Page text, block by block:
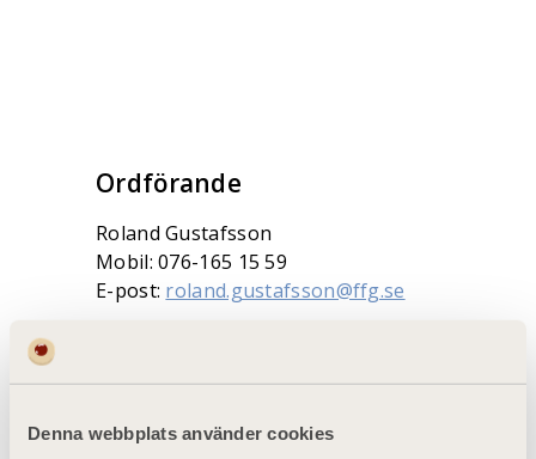
Denna webbplats använder cookies
Ordförande
Roland Gustafsson
Mobil: 076-165 15 59
E-post: roland.gustafsson@ffg.se
Mobil: 070-560 51 24